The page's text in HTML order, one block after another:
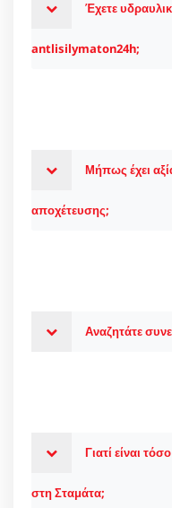
Έχετε
antlisilymaton24h;
Μήπως έχει
αποχέτευσης;
Αναζητάτε
Γιατί είναι
στη Σταμάτα;